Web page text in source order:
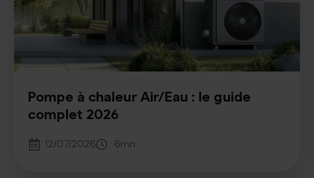
Pompe à chaleur Air/Eau : le guide
complet 2026
12/07/2026 6mn